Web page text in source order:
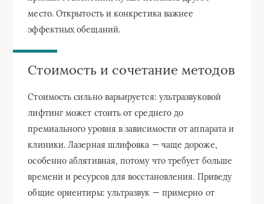
место. Открытость и конкретика важнее
эффектных обещаний.
Стоимость и сочетание методов
Стоимость сильно варьируется: ультразвуковой
лифтинг может стоить от среднего до
премиального уровня в зависимости от аппарата и
клиники. Лазерная шлифовка — чаще дороже,
особенно аблятивная, потому что требует больше
времени и ресурсов для восстановления. Приведу
общие ориентиры: ультразвук — примерно от